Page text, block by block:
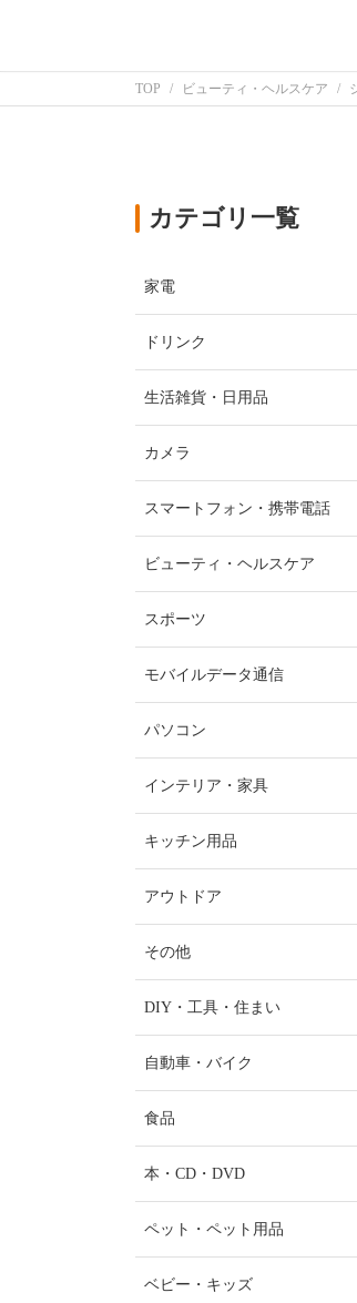
TOP ビューティ・ヘルスケア
カテゴリ一覧
家電
ドリンク
生活雑貨・日用品
カメラ
スマートフォン・携帯電話
ビューティ・ヘルスケア
スポーツ
モバイルデータ通信
パソコン
インテリア・家具
キッチン用品
アウトドア
その他
DIY・工具・住まい
自動車・バイク
食品
本・CD・DVD
ペット・ペット用品
ベビー・キッズ